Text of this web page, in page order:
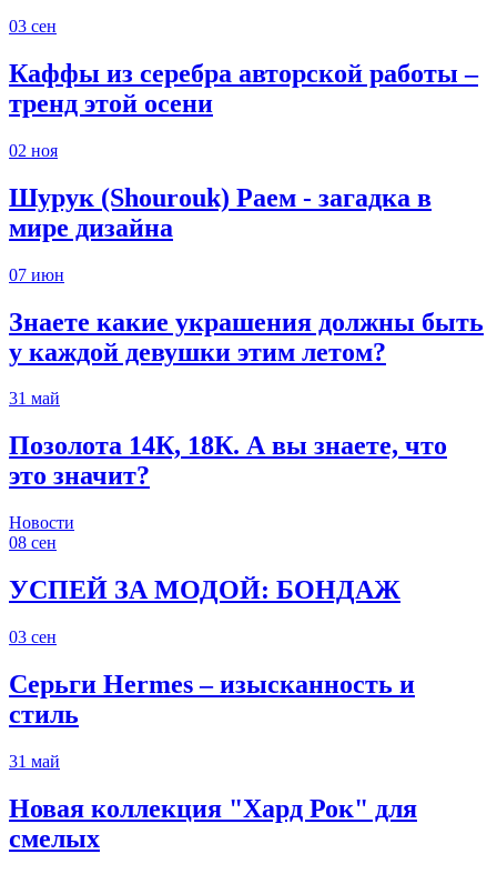
03 сен
Каффы из серебра авторской работы –
тренд этой осени
02 ноя
Шурук (Shourouk) Раем - загадка в
мире дизайна
07 июн
Знаете какие украшения должны быть
у каждой девушки этим летом?
31 май
Позолота 14К, 18К. А вы знаете, что
это значит?
Новости
08 сен
УСПЕЙ ЗА МОДОЙ: БОНДАЖ
03 сен
Серьги Hermes – изысканность и
стиль
31 май
Новая коллекция "Хард Рок" для
смелых